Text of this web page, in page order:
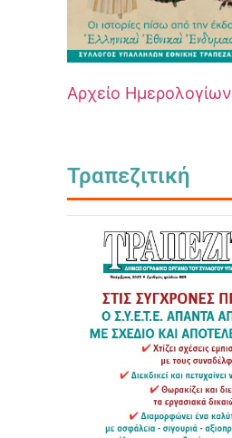
Αρχείο Ημερολογίων
Τραπεζιτική